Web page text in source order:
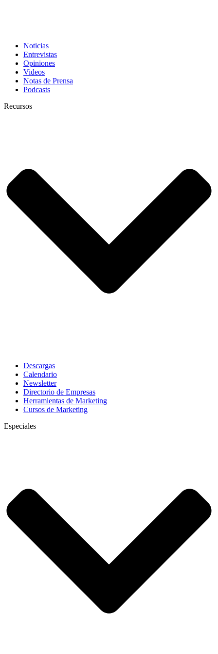
Noticias
Entrevistas
Opiniones
Videos
Notas de Prensa
Podcasts
Recursos
Descargas
Calendario
Newsletter
Directorio de Empresas
Herramientas de Marketing
Cursos de Marketing
Especiales